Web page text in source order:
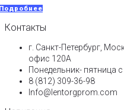
Контакты
г. Санкт-Петербург,
офис 120А
Понедельник- пятница
8 (812) 309-36-98
Info@lentorgprom.com